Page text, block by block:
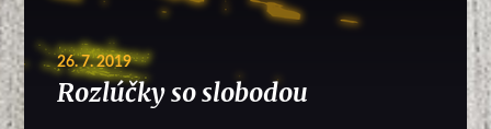
26. 7. 2019
Rozlúčky so slobodou